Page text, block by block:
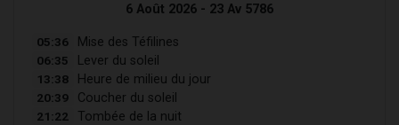
6 Août 2026 - 23 Av 5786
05:36 Mise des Téfilines
06:35 Lever du soleil
13:38 Heure de milieu du jour
20:39 Coucher du soleil
21:22 Tombée de la nuit